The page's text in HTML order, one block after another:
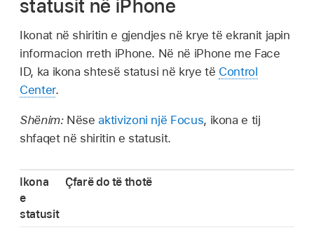
statusit në iPhone
Ikonat në shiritin e gjendjes në krye të ekranit japin
informacion rreth iPhone. Në në iPhone me Face
ID, ka ikona shtesë statusi në krye të Control
Center.
Shënim: Nëseaktivizoni një Focus, ikona e tij
shfaqet në shiritin e statusit.
Ikona
e
statusit
Çfarë do të thotë